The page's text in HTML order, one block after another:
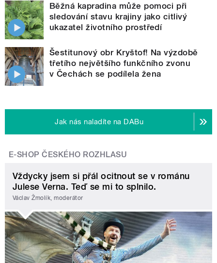
Běžná kapradina může pomoci při
sledování stavu krajiny jako citlivý
ukazatel životního prostředí
Šestitunový obr Kryštof! Na výzdobě
třetího největšího funkčního zvonu
v Čechách se podílela žena
Jak nás naladíte na DABu
E-SHOP ČESKÉHO ROZHLASU
Vždycky jsem si přál ocitnout se v románu
Julese Verna. Teď se mi to splnilo.
Václav Žmolík, moderátor